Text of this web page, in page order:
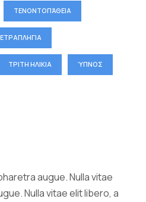
ΤΕΝΟΝΤΟΠΆΘΕΙΑ
ΤΡΙΤΗ ΗΛΙΚΙΑ ΎΠΝΟΣ
augue. Nulla vitae
Nulla vitae elit libero, a